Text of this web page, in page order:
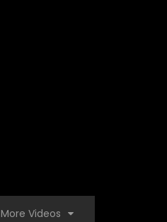
More Videos